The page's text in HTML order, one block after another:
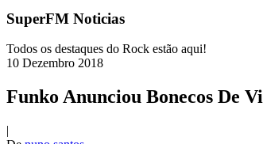
SuperFM Noticias
Todos os destaques do Rock estão aqui!
10 Dezembro 2018
Funko Anunciou Bonecos De
|